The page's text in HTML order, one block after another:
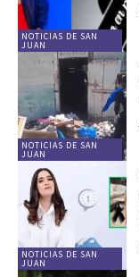
NOTICIAS DE SAN
JUAN
NOTICIAS DE SAN
JUAN
NOTICIAS DE SAN
JUAN